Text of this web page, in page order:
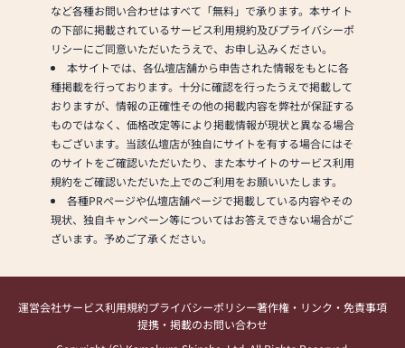
など各種お問い合わせはすべて「無料」で承ります。本サイト
の下部に掲載されているサービス利用規約及びプライバシーポ
リシーにご同意いただいたうえで、お申し込みください。
本サイトでは、各仏壇店舗から申告された情報をもとに各
種掲載を行っております。十分に確認を行ったうえで掲載して
おりますが、情報の正確性その他の掲載内容を弊社が保証する
ものではなく、価格改定等により掲載情報が現状と異なる場合
もございます。当該仏壇店が独自にサイトを有する場合にはそ
のサイトをご確認いただいたり、また本サイトのサービス利用
規約をご確認いただいた上でのご利用をお願いいたします。
各種PRページや仏壇店舗ページで掲載している内容やその
現状、独自キャンペーン等についてはお答えできない場合がご
ざいます。予めご了承ください。
運営会社サービス利用規約プライバシーポリシー著作権・リンク・免責事項
提携・掲載のお問い合わせ